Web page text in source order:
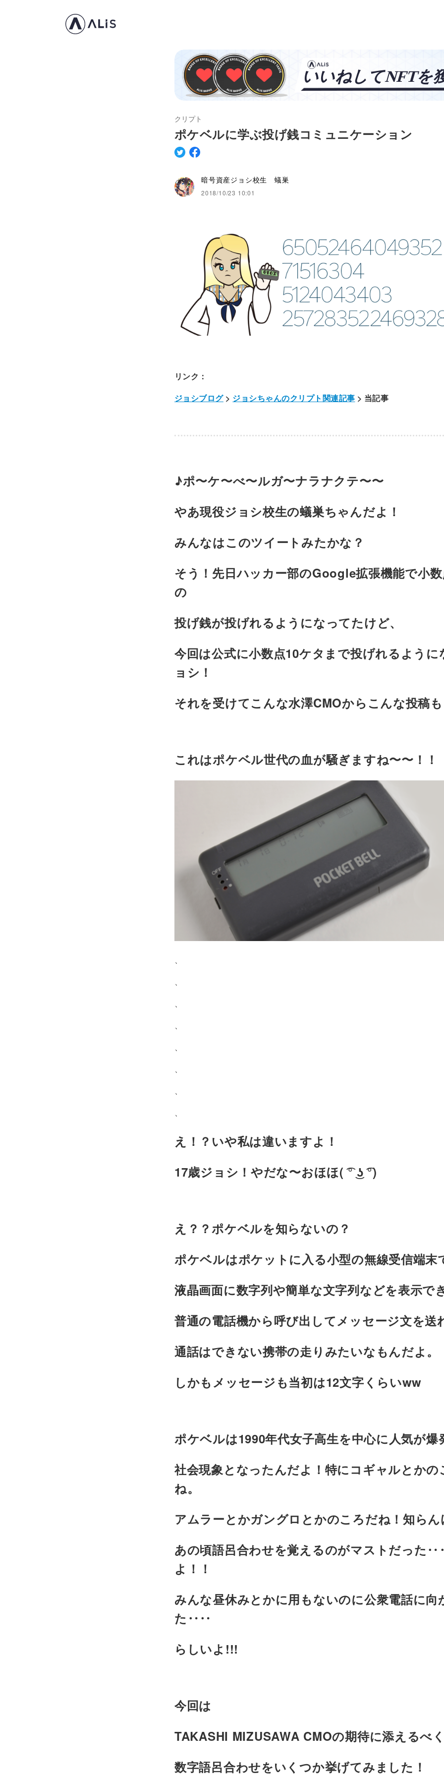
クリプト
ポケベルに学ぶ投げ銭コミュニケーション
暗号資産ジョシ校生 蟻巣
2018/10/23 10:01
リンク：
ジョシブログ> ジョシちゃんのクリプト関連記事 > 当記事
♪ポ〜ケ〜べ〜ルガ〜ナラナクテ〜〜
やあ現役ジョシ校生の蟻巣ちゃんだよ！
みんなはこのツイートみたかな？
そう！先日ハッカー部のGoogle拡張機能で小
の
投げ銭が投げれるようになってたけど、
今回は公式に小数点10ケタまで投げれるように
ョシ！
それを受けてこんな水澤CMOからこんな投稿
これはポケベル世代の血が騒ぎますね〜〜！！
、
、
、
、
、
、
、
、
え！？いや私は違いますよ！
17歳ジョシ！やだな〜おほほ( ͡° ͜ʖ ͡°)
え？？ポケベルを知らないの？
ポケベルはポケットに入る小型の無線受信端末
液晶画面に数字列や簡単な文字列などを表示で
普通の電話機から呼び出してメッセージ文を送
通話はできない携帯の走りみたいなもんだよ。
しかもメッセージも当初は12文字くらいww
ポケベルは1990年代女子高生を中心に人気が爆
社会現象となったんだよ！特にコギャルとかの
ね。
アムラーとかガングロとかのころだね！知ら
あの頃語呂合わせを覚えるのがマストだった
よ！！
みんな昼休みとかに用もないのに公衆電話に向
た‥‥
らしいよ!!!
今回は
TAKASHI MIZUSAWA CMOの期待に添えるべ
数字語呂合わせをいくつか挙げてみました！